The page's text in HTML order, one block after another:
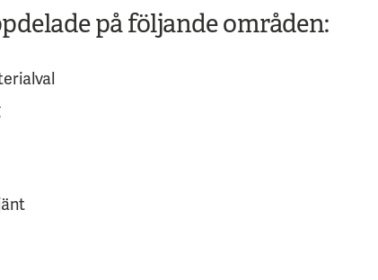
på följande områden: